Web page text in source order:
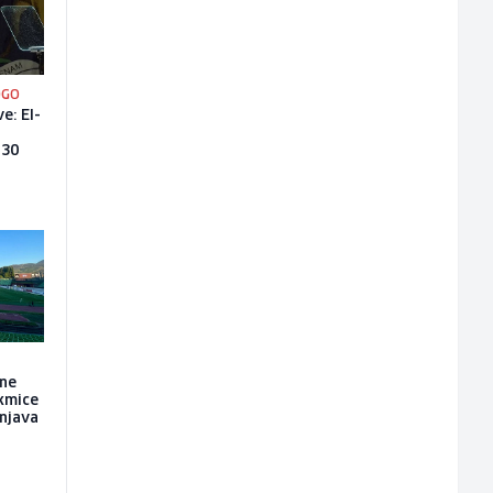
El-